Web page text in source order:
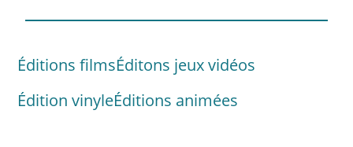
Éditions filmsÉditons jeux vidéos
Édition vinyleÉditions animées